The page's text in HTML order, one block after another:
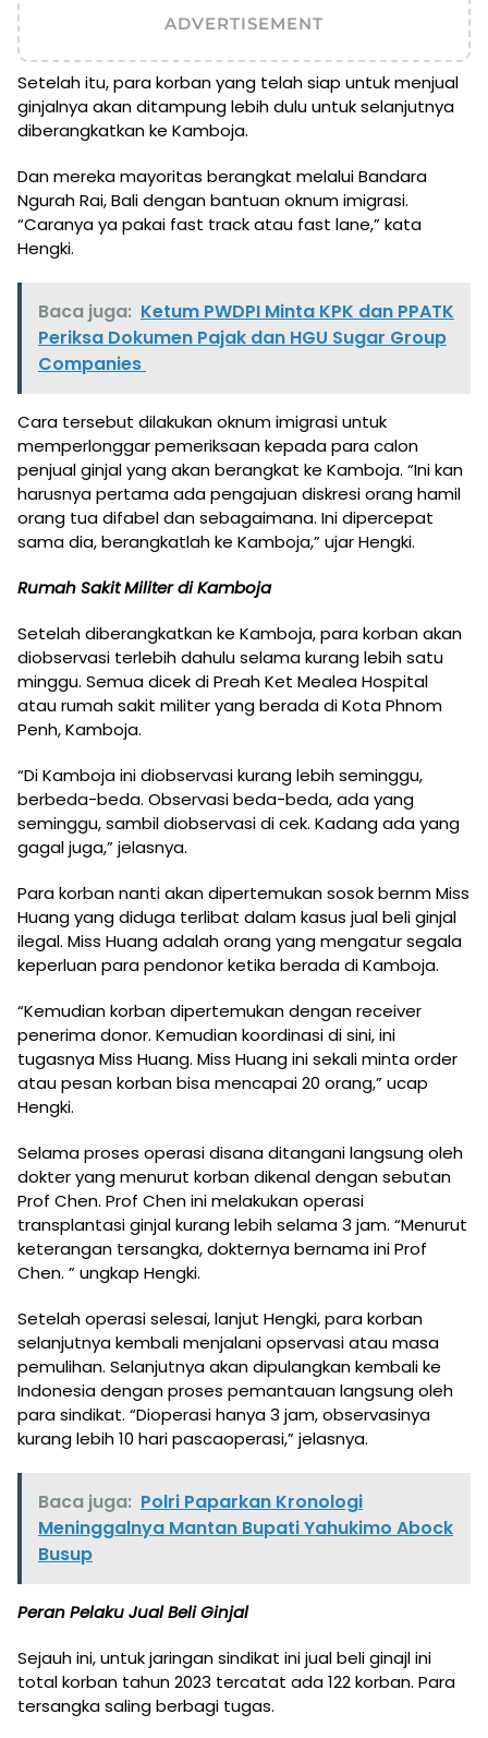
ADVERTISEMENT
Setelah itu, para korban yang telah siap untuk menjual
ginjalnya akan ditampung lebih dulu untuk selanjutnya
diberangkatkan ke Kamboja.
Dan mereka mayoritas berangkat melalui Bandara
Ngurah Rai, Bali dengan bantuan oknum imigrasi.
“Caranya ya pakai fast track atau fast lane,” kata
Hengki.
Baca juga: Ketum PWDPI Minta KPK dan PPATK
Periksa Dokumen Pajak dan HGU Sugar Group
Companies
Cara tersebut dilakukan oknum imigrasi untuk
memperlonggar pemeriksaan kepada para calon
penjual ginjal yang akan berangkat ke Kamboja. “Ini kan
harusnya pertama ada pengajuan diskresi orang hamil
orang tua difabel dan sebagaimana. Ini dipercepat
sama dia, berangkatlah ke Kamboja,” ujar Hengki.
Rumah Sakit Militer di Kamboja
Setelah diberangkatkan ke Kamboja, para korban akan
diobservasi terlebih dahulu selama kurang lebih satu
minggu. Semua dicek di Preah Ket Mealea Hospital
atau rumah sakit militer yang berada di Kota Phnom
Penh, Kamboja.
“Di Kamboja ini diobservasi kurang lebih seminggu,
berbeda-beda. Observasi beda-beda, ada yang
seminggu, sambil diobservasi di cek. Kadang ada yang
gagal juga,” jelasnya.
Para korban nanti akan dipertemukan sosok bernm Miss
Huang yang diduga terlibat dalam kasus jual beli ginjal
ilegal. Miss Huang adalah orang yang mengatur segala
keperluan para pendonor ketika berada di Kamboja.
“Kemudian korban dipertemukan dengan receiver
penerima donor. Kemudian koordinasi di sini, ini
tugasnya Miss Huang. Miss Huang ini sekali minta order
atau pesan korban bisa mencapai 20 orang,” ucap
Hengki.
Selama proses operasi disana ditangani langsung oleh
dokter yang menurut korban dikenal dengan sebutan
Prof Chen. Prof Chen ini melakukan operasi
transplantasi ginjal kurang lebih selama 3 jam. “Menurut
keterangan tersangka, dokternya bernama ini Prof
Chen. ” ungkap Hengki.
Setelah operasi selesai, lanjut Hengki, para korban
selanjutnya kembali menjalani opservasi atau masa
pemulihan. Selanjutnya akan dipulangkan kembali ke
Indonesia dengan proses pemantauan langsung oleh
para sindikat. “Dioperasi hanya 3 jam, observasinya
kurang lebih 10 hari pascaoperasi,” jelasnya.
Baca juga: Polri Paparkan Kronologi
Meninggalnya Mantan Bupati Yahukimo Abock
Busup
Peran Pelaku Jual Beli Ginjal
Sejauh ini, untuk jaringan sindikat ini jual beli ginajl ini
total korban tahun 2023 tercatat ada 122 korban. Para
tersangka saling berbagi tugas.